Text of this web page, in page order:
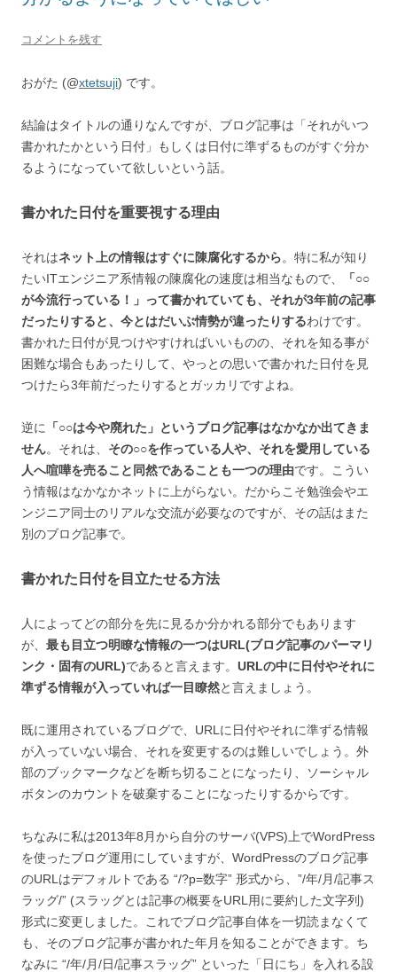
コメントを残す
おがた (@xtetsuji) です。
結論はタイトルの通りなんですが、ブログ記事は「それがいつ
書かれたかという日付」もしくは日付に準ずるものがすぐ分か
るようになっていて欲しいという話。
書かれた日付を重要視する理由
それはネット上の情報はすぐに陳腐化するから。特に私が知り
たいITエンジニア系情報の陳腐化の速度は相当なもので、
「○○
が今流行っている！」って書かれていても、それが3年前の記事
だったりすると、今とはだいぶ情勢が違ったりするわけです。
書かれた日付が見つけやすければいいものの、それを知る事が
困難な場合もあったりして、やっとの思いで書かれた日付を見
つけたら3年前だったりするとガッカリですよね。
逆に
「○○は今や廃れた」というブログ記事はなかなか出てきま
せん。それは、 その○○を作っている人や、それを愛用している
人へ喧嘩を売ること同然であることも一つの理由です。こうい
う情報はなかなかネットに上がらない。だからこそ勉強会やエ
ンジニア同士のリアルな交流が必要なのですが、その話はまた
別のブログ記事で。
書かれた日付を目立たせる方法
人によってどの部分を先に見るか分かれる部分でもあります
が、 最も目立つ明瞭な情報の一つはURL(ブログ記事のパーマリ
ンク・固有のURL)であると言えます。 URLの中に日付やそれに
準ずる情報が入っていれば一目瞭然と言えましょう。
既に運用されているブログで、URLに日付やそれに準ずる情報
が入っていない場合、それを変更するのは難しいでしょう。外
部のブックマークなどを断ち切ることになったり、ソーシャル
ボタンのカウントを破棄することになったりするからです。
ちなみに私は2013年8月から自分のサーバ(VPS)上でWordPress
を使ったブログ運用にしていますが、WordPressのブログ記事
のURLはデフォルトである “/?p=数字” 形式から、”/年/月/記事ス
ラッグ/” (スラッグとは記事の概要をURL用に要約した文字列)
形式に変更しました。これでブログ記事自体を一切読まなくて
も、そのブログ記事が書かれた年月を知ることができます。ち
なみに “/年/月/日/記事スラッグ” といった「日にち」を入れる設